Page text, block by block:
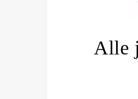
Alle